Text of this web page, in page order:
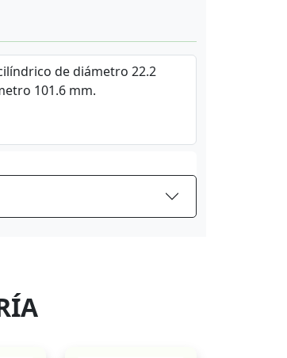
de diámetro 22.2
101.6 mm.